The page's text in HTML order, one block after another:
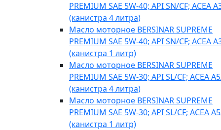
PREMIUM SAE 5W-40; API SN/CF; ACEA
(канистра 4 литра)
Масло моторное BERSINAR SUPREME
PREMIUM SAE 5W-40; API SN/CF; ACEA
(канистра 1 литр)
Масло моторное BERSINAR SUPREME
PREMIUM SAE 5W-30; API SL/CF; ACEA
(канистра 4 литра)
Масло моторное BERSINAR SUPREME
PREMIUM SAE 5W-30; API SL/CF; ACEA
(канистра 1 литр)